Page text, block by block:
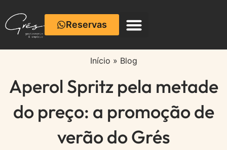
Reservas
Início » Blog
Aperol Spritz pela metade
do preço: a promoção de
verão do Grés